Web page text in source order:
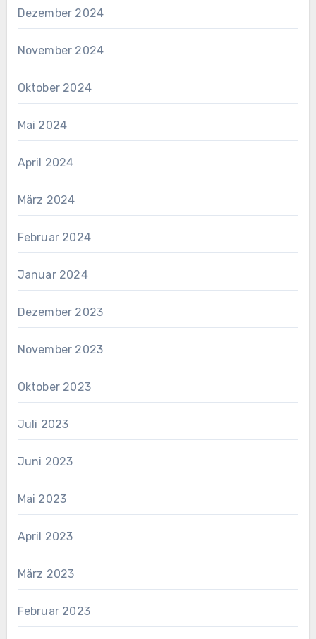
Dezember 2024
November 2024
Oktober 2024
Mai 2024
April 2024
März 2024
Februar 2024
Januar 2024
Dezember 2023
November 2023
Oktober 2023
Juli 2023
Juni 2023
Mai 2023
April 2023
März 2023
Februar 2023